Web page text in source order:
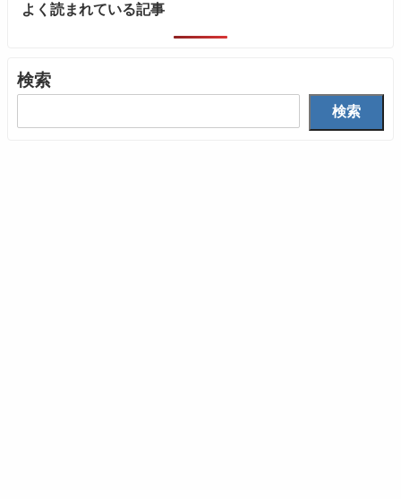
よく読まれている記事
検索
検索